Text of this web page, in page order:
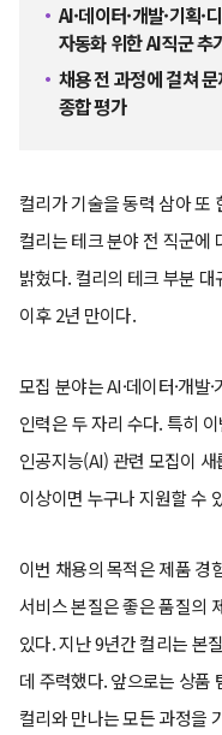
AI·데이터·개발·기획
자동화 위한 AI직군 추
채용 전 과정에 걸쳐
종합 평가
컬리가 기술을 동력 삼아 또
컬리는 테크 분야 전 직군에
밝혔다. 컬리의 테크 부분
이후 2년 만이다.
모집 분야는 AI·데이터·개발
인력은 두 자리 수다. 특히
인공지능(AI) 관련 모집이
이상이면 누구나 지원할 수
이번 채용의 목적은 제품
서비스 본질은 좋은 품질의
있다. 지난 9년간 컬리는 본
데 주력했다. 앞으로는 상품
컬리와 만나는 모든 과정을